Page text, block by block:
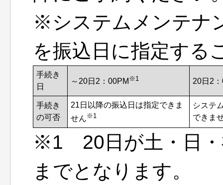
※システムメンテナ
を振込日に指定する
手続き
日
～20日2：00PM ※1 20日2
手続き
の可否
21日以降の振込日は指定できま
せん ※1
システ
できま
※1 20日が土・日・
までとなります。